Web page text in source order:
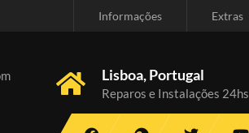
Informações Extras
Lisboa, Portugal
Reparos e Instalações 24hs